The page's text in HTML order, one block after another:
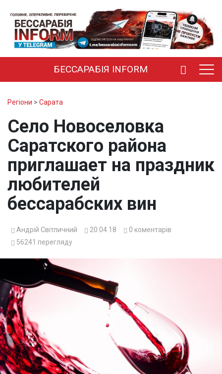
БЕССАРАБІЯ INFORM
Регіони > Сарата
Село Новоселовка
Саратского района
приглашает на праздник
любителей
бессарабских вин
Андрій Світличний 20.04.18 0 коментарів
56241 перегляду